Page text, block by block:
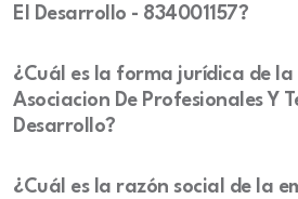
El Desarrollo - 834001157?
¿Cuál es la forma jurídica de la
Asociacion De Profesionales Y
Desarrollo?
¿Cuál es la razón social de la